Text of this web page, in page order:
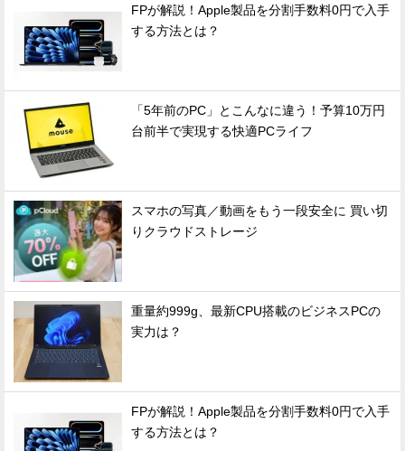
FPが解説！Apple製品を分割手数料0円で入手
する方法とは？
「5年前のPC」とこんなに違う！予算10万円
台前半で実現する快適PCライフ
スマホの写真／動画をもう一段安全に 買い切
りクラウドストレージ
重量約999g、最新CPU搭載のビジネスPCの
実力は？
FPが解説！Apple製品を分割手数料0円で入手
する方法とは？